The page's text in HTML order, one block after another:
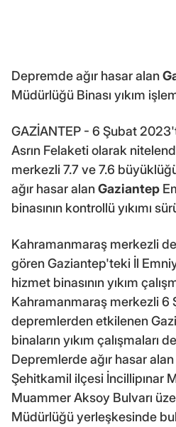
Depremde ağır hasar alan
Müdürlüğü Binası yıkım
GAZİANTEP - 6 Şubat
Asrın Felaketi olarak
merkezli 7.7 ve 7.6
ağır hasar alanGaziantep
binasının kontrollü yıkımı
Kahramanmaraş merkezli
gören Gaziantep'teki İl
hizmet binasının yıkım
Kahramanmaraş merkezli 6
depremlerden etkilenen
binaların yıkım çalışmaları
Depremlerde ağır hasar
Şehitkamil ilçesi İncillipınar
Muammer Aksoy Bulvarı
Müdürlüğü yerleşkesinde